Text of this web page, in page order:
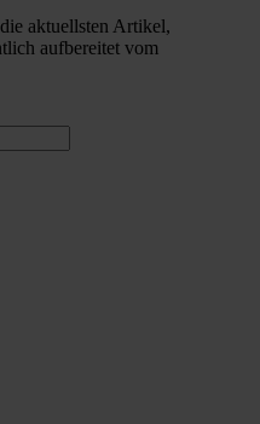
aktuellsten Artikel,
aufbereitet vom